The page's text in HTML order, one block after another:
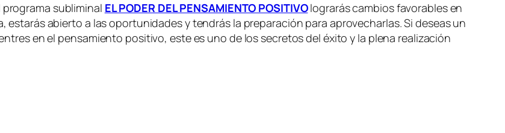
subliminal EL PODER DEL PENSAMIENTO POSITIVOlograrás cambios favorables en
abierto a las oportunidades y tendrás la preparación para aprovecharlas. Si deseas un
en el pensamiento positivo, este es uno de los secretos del éxito y la plena realización